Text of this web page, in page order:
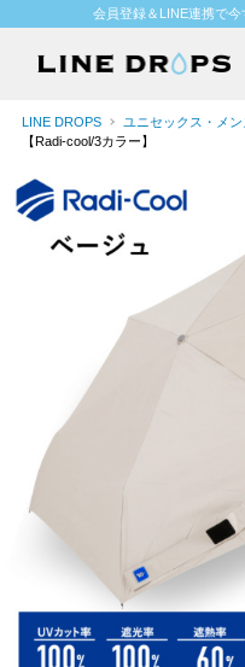
会員登録＆LINE連携で
LINE DROPS ユニセックス・メン
【Radi-cool/3カラー】